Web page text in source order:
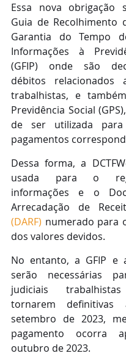
Essa nova obrigação
Guia de Recolhimento
Garantia do Tempo
Informações à
(GFIP) onde são
débitos relacionados
trabalhistas, e
Previdência Social
de ser utilizada
pagamentos
Dessa forma, a
usada para o
informações e o
(DARF) numerado para
dos valores devidos.
No entanto, a GFIP e
serão necessárias
judiciais
tornarem
setembro de 2023,
pagamento ocorra
outubro de 2023.